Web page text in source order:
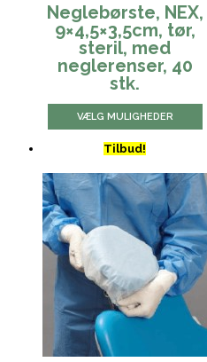
Neglebørste, NEX,
9×4,5×3,5cm, tør,
steril, med
neglerenser, 40
stk.
VÆLG MULIGHEDER
Tilbud!